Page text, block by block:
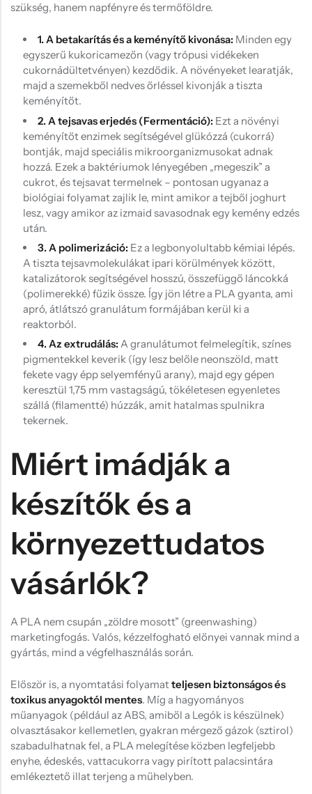
szükség, hanem napfényre és termőföldre.
1. A betakarítás és a keményítő kivonása: Minden egy
egyszerű kukoricamezőn (vagy trópusi vidékeken
cukornádültetvényen) kezdődik. A növényeket learatják,
majd a szemekből nedves őrléssel kivonják a tiszta
keményítőt.
2. A tejsavas erjedés (Fermentáció): Ezt a növényi
keményítőt enzimek segítségével glükózzá (cukorrá)
bontják, majd speciális mikroorganizmusokat adnak
hozzá. Ezek a baktériumok lényegében „megeszik” a
cukrot, és tejsavat termelnek – pontosan ugyanaz a
biológiai folyamat zajlik le, mint amikor a tejből joghurt
lesz, vagy amikor az izmaid savasodnak egy kemény edzés
után.
3. A polimerizáció: Ez a legbonyolultabb kémiai lépés.
A tiszta tejsavmolekulákat ipari körülmények között,
katalizátorok segítségével hosszú, összefüggő láncokká
(polimerekké) fűzik össze. Így jön létre a PLA gyanta, ami
apró, átlátszó granulátum formájában kerül ki a
reaktorból.
4. Az extrudálás:A granulátumot felmelegítik, színes
pigmentekkel keverik (így lesz belőle neonszöld, matt
fekete vagy épp selyemfényű arany), majd egy gépen
keresztül 1,75 mm vastagságú, tökéletesen egyenletes
szállá (filamentté) húzzák, amit hatalmas spulnikra
tekernek.
Miért imádják a
készítők és a
környezettudatos
vásárlók?
A PLA nem csupán „zöldre mosott” (greenwashing)
marketingfogás. Valós, kézzelfogható előnyei vannak mind a
gyártás, mind a végfelhasználás során.
Először is, a nyomtatási folyamatteljesen biztonságos és
toxikus anyagoktól mentes. Míg a hagyományos
műanyagok (például az ABS, amiből a Legók is készülnek)
olvasztásakor kellemetlen, gyakran mérgező gázok (sztirol)
szabadulhatnak fel, a PLA melegítése közben legfeljebb
enyhe, édeskés, vattacukorra vagy pirított palacsintára
emlékeztető illat terjeng a műhelyben.